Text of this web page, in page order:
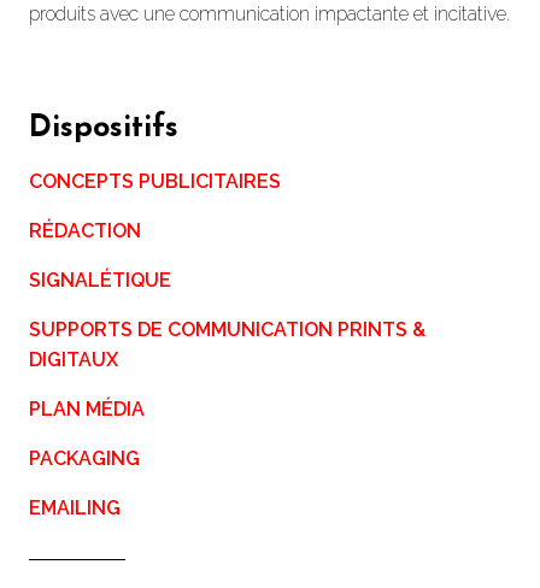
produits avec une communication impactante et incitative.
Dispositifs
CONCEPTS PUBLICITAIRES
RÉDACTION
SIGNALÉTIQUE
SUPPORTS DE COMMUNICATION PRINTS &
DIGITAUX
PLAN MÉDIA
PACKAGING
EMAILING